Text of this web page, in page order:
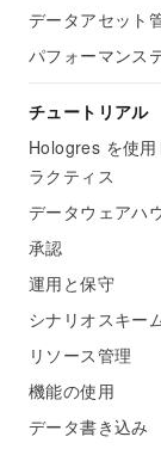
データアセット
パフォーマンス
チュートリアル
Hologres を使
ラクティス
データウェアハ
承認
運用と保守
シナリオスキー
リソース管理
機能の使用
データ書き込み